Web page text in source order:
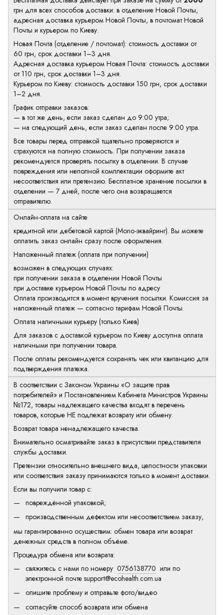
грн для всех способов доставки: в отделение Новой Почты,
адресная доставка курьером Новой Почты, в почтомат Новой
Почты и курьером по Киеву.
Новая Почта (отделение / почтомат): стоимость доставки от
60 грн, срок доставки 1–3 дня.
Адресная доставка курьером Новая Почта: стоимость доставки
от 110 грн, срок доставки 1–3 дня.
Курьером по Киеву: стоимость доставки 150 грн, срок доставки
1–2 дня.
График отправки заказов:
— в тот же день, если заказ сделан до 9:00 утра;
— на следующий день, если заказ сделан после 9:00 утра.
Все товары перед отправкой тщательно проверяются и
страхуются на полную стоимость. При получении заказа
рекомендуется проверять посылку в отделении. В случае
повреждения или неполной комплектации оформите акт
несоответствия или претензию. Бесплатное хранение посылки в
отделении — 7 дней, после чего она возвращается
отправителю.
Онлайн-оплата на сайте
кредитной или дебетовой картой (Mono-эквайринг). Вы можете
оплатить заказ онлайн сразу после оформления.
Наложенный платеж (оплата при получении)
возможен в следующих случаях:
при получении заказа в отделении Новой Почты
при доставке курьером Новой Почты по адресу
Оплата производится в момент вручения посылки. Комиссия за
наложенный платеж — согласно тарифам Новой Почты.
Оплата наличными курьеру (только Киев)
Для заказов с доставкой курьером по Киеву доступна оплата
наличными при получении товара.
После оплаты рекомендуется сохранять чек или квитанцию для
подтверждения платежа.
В соответствии с Законом Украины «О защите прав
потребителей» и Постановлением Кабинета Министров Украины
№172, товары надлежащего качества входят в перечень
товаров, которые НЕ подлежат возврату или обмену.
Возврат товара ненадлежащего качества.
Внимательно осматривайте заказ в присутствии представителя
службы доставки.
Претензии относительно внешнего вида, целостности упаковки
или соответствия заказу принимаются только в момент доставки.
Если вы получили товар с:
повреждённой упаковкой;
производственным дефектом или несоответствием заказу,
мы гарантированно осуществим: обмен товара или возврат
денежных средств в полном объёме.
Процедура обмена или возврата:
свяжитесь с нами по номеру 0756138770 или по
электронной почте support@ecohealth.com.ua
опишите проблему и отправьте фото/видео
согласуйте способ возврата или обмена